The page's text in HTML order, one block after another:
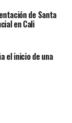
de Santa
en Cali
el inicio de una